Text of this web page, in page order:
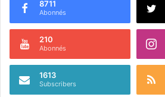
8711
Abonnés
210
Abonnés
1613
Subscribers